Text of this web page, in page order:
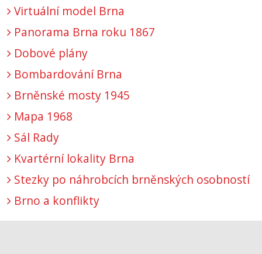
Virtuální model Brna
Panorama Brna roku 1867
Dobové plány
Bombardování Brna
Brněnské mosty 1945
Mapa 1968
Sál Rady
Kvartérní lokality Brna
Stezky po náhrobcích brněnských osobností
Brno a konflikty